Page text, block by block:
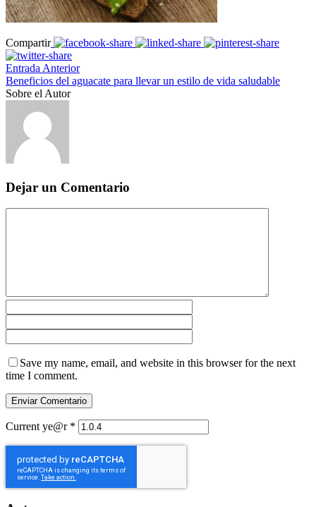
Compartir
Entrada Anterior
Beneficios del aguacate para llevar un estilo de vida saludable
Sobre el Autor
Dejar un Comentario
Save my name, email, and website in this browser for the next
time I comment.
Current ye@r *